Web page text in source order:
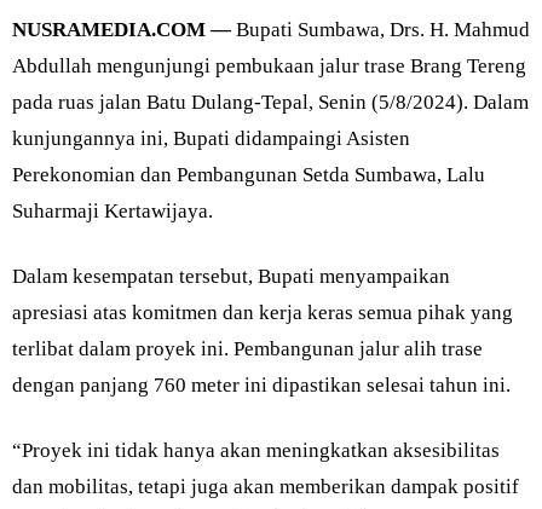
NUSRAMEDIA.COM —Bupati Sumbawa, Drs. H. Mahmud
Abdullah mengunjungi pembukaan jalur trase Brang Tereng
pada ruas jalan Batu Dulang-Tepal, Senin (5/8/2024). Dalam
kunjungannya ini, Bupati didampaingi Asisten
Perekonomian dan Pembangunan Setda Sumbawa, Lalu
Suharmaji Kertawijaya.
Dalam kesempatan tersebut, Bupati menyampaikan
apresiasi atas komitmen dan kerja keras semua pihak yang
terlibat dalam proyek ini. Pembangunan jalur alih trase
dengan panjang 760 meter ini dipastikan selesai tahun ini.
“Proyek ini tidak hanya akan meningkatkan aksesibilitas
dan mobilitas, tetapi juga akan memberikan dampak positif